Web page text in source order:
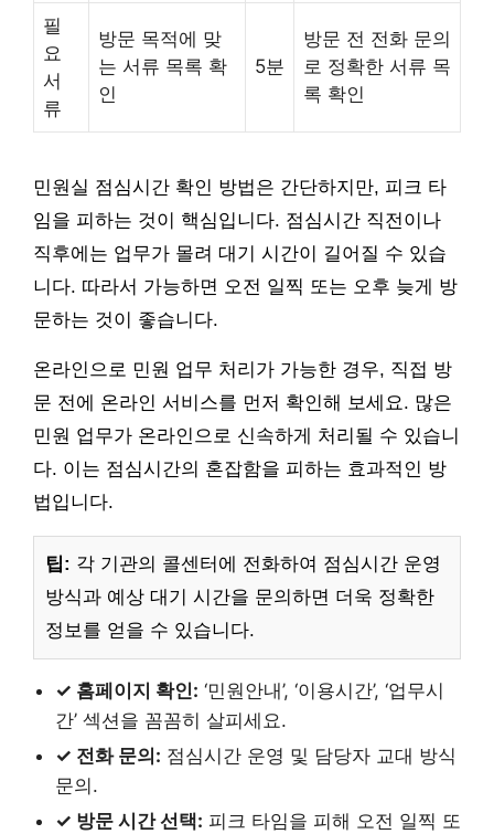
필
요
서
류
방문 목적에 맞
는 서류 목록 확
인
5분
방문 전 전화 문의
로 정확한 서류 목
록 확인
민원실 점심시간 확인 방법은 간단하지만, 피크 타
임을 피하는 것이 핵심입니다. 점심시간 직전이나
직후에는 업무가 몰려 대기 시간이 길어질 수 있습
니다. 따라서 가능하면 오전 일찍 또는 오후 늦게 방
문하는 것이 좋습니다.
온라인으로 민원 업무 처리가 가능한 경우, 직접 방
문 전에 온라인 서비스를 먼저 확인해 보세요. 많은
민원 업무가 온라인으로 신속하게 처리될 수 있습니
다. 이는 점심시간의 혼잡함을 피하는 효과적인 방
법입니다.
팁: 각 기관의 콜센터에 전화하여 점심시간 운영
방식과 예상 대기 시간을 문의하면 더욱 정확한
정보를 얻을 수 있습니다.
✓ 홈페이지 확인: ‘민원안내’, ‘이용시간’, ‘업무시
간’ 섹션을 꼼꼼히 살피세요.
✓ 전화 문의: 점심시간 운영 및 담당자 교대 방식
문의.
✓ 방문 시간 선택: 피크 타임을 피해 오전 일찍 또